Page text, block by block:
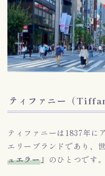
ティファニー（
ティファニーは1837年に
エリーブランドであり、
ュエラー』のひとつです。